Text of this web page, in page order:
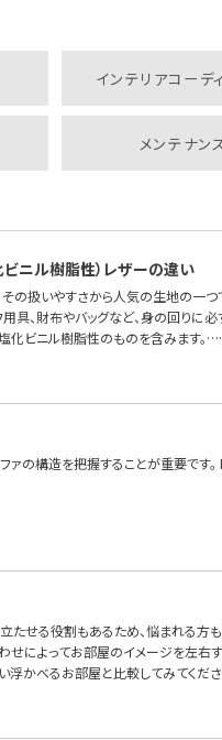
インテリアコーデ
メンテナンス
ビニル樹脂性）レザーの違い
その扱いやすさから人気の生地の一
用具、財布やバッグなど、身の回り
塩化ビニル樹脂性のものを含みます。
ァの構造を把握することが重要です
たせる役割もあるため、悩まれる方も
によってお部屋のイメージを左右す
浮かべるお部屋と比較してみてくだ